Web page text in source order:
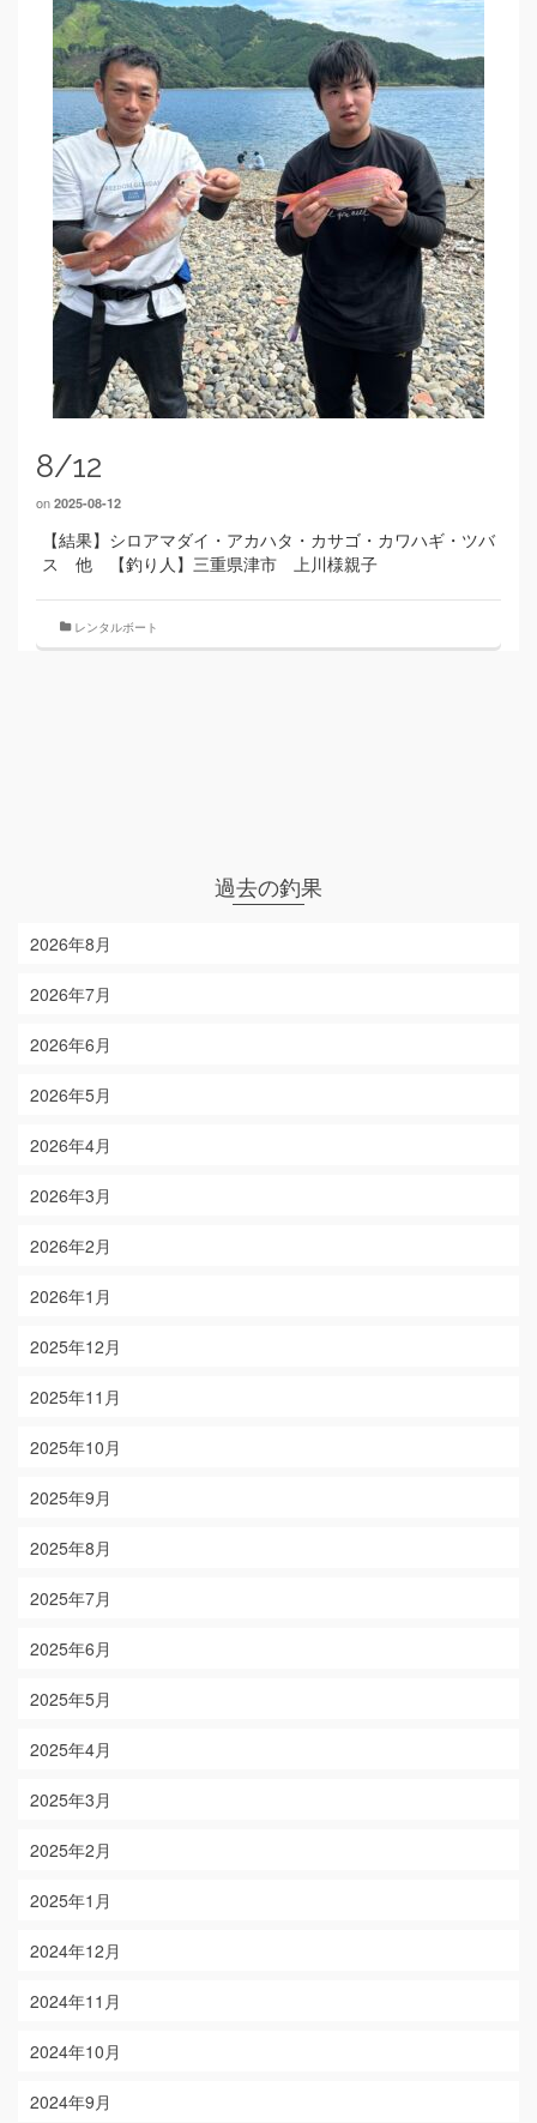
8/12
on 2025-08-12
【結果】シロアマダイ・アカハタ・カサゴ・カワハギ・ツバ
ス 他 【釣り人】三重県津市 上川様親子
レンタルボート
過去の釣果
2026年8月
2026年7月
2026年6月
2026年5月
2026年4月
2026年3月
2026年2月
2026年1月
2025年12月
2025年11月
2025年10月
2025年9月
2025年8月
2025年7月
2025年6月
2025年5月
2025年4月
2025年3月
2025年2月
2025年1月
2024年12月
2024年11月
2024年10月
2024年9月